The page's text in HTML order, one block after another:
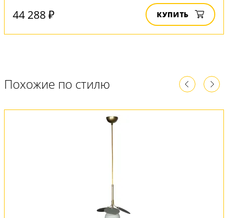
44 288 ₽ КУПИТЬ
Похожие по стилю